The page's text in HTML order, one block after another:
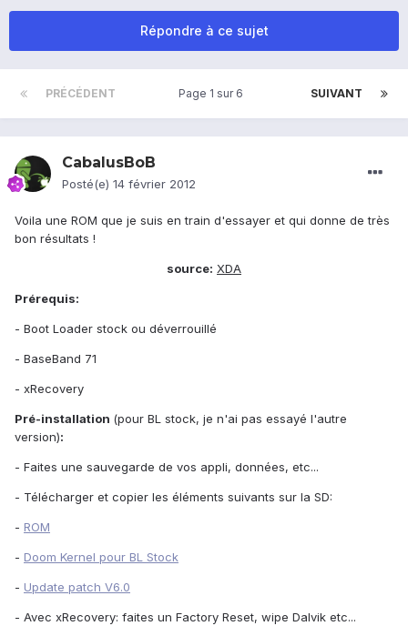
Répondre à ce sujet
PRÉCÉDENT SUIVANT
Page 1 sur 6
CabalusBoB
Posté(e) 14 février 2012
Voila une ROM que je suis en train d'essayer et qui donne de très
bon résultats !
source: XDA
Prérequis:
- Boot Loader stock ou déverrouillé
- BaseBand 71
- xRecovery
Pré-installation (pour BL stock, je n'ai pas essayé l'autre
version):
- Faites une sauvegarde de vos appli, données, etc...
- Télécharger et copier les éléments suivants sur la SD:
- ROM
- Doom Kernel pour BL Stock
- Update patch V6.0
- Avec xRecovery: faites un Factory Reset, wipe Dalvik etc...